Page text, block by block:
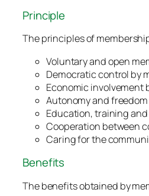
Principle
The principles of
Voluntary and open
Democratic control by
Economic involvement
Autonomy and freedom
Education, training
Cooperation between
Caring for the
Benefits
The benefits obtained by